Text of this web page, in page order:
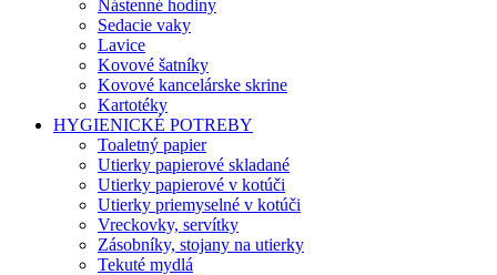
Nástenné hodiny
Sedacie vaky
Lavice
Kovové šatníky
Kovové kancelárske skrine
Kartotéky
HYGIENICKÉ POTREBY
Toaletný papier
Utierky papierové skladané
Utierky papierové v kotúči
Utierky priemyselné v kotúči
Vreckovky, servítky
Zásobníky, stojany na utierky
Tekuté mydlá